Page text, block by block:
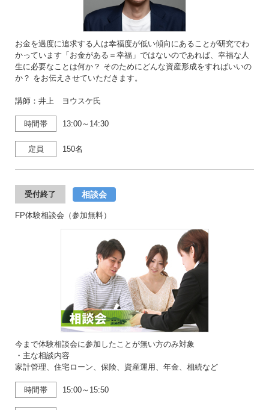
お金を過度に追求する人は幸福度が低い傾向にあることが研究でわ
かっています「お金がある＝幸福」ではないのであれば、幸福な人
生に必要なことは何か？ そのためにどんな資産形成をすればいいの
か？ をお伝えさせていただきます。
講師：井上 ヨウスケ氏
時間帯 13:00～14:30
定員 150名
受付終了 相談会
FP体験相談会（参加無料）
今まで体験相談会に参加したことが無い方のみ対象
・主な相談内容
家計管理、住宅ローン、保険、資産運用、年金、相続など
時間帯 15:00～15:50